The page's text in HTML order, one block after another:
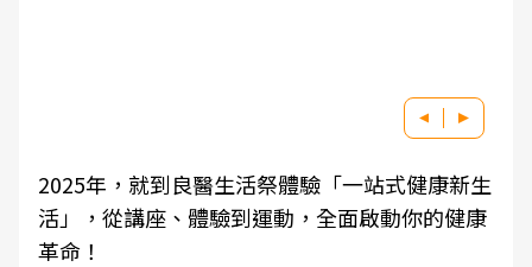
2025年，就到良醫生活祭體驗「一站式健康新生
活」，從講座、體驗到運動，全面啟動你的健康
革命！